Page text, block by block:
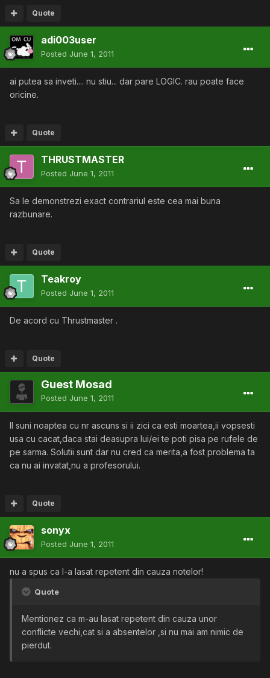
Quote
adi003user
Posted June 1, 2011
ai putea sa inveti.... nu stiu... dar pare LOGIC. rau poate face
oricine.
Quote
THRUSTMASTER
Posted June 1, 2011
Sa le demonstrezi exact contrariul este cea mai buna
razbunare.
Quote
Teakroy
Posted June 1, 2011
De acord cu Thrustmaster .
Quote
Guest Mosad
Posted June 1, 2011
Il suni noaptea cu nr ascuns si ii zici ca esti moartea,ii vopsesti
usa cu cacat,daca stai deasupra lui/ei te poti pisa pe rufele de
pe sarma. Solutii sunt dar nu cred ca merita,a fost problema ta
ca nu ai invatat,nu a profesorului.
Quote
sonyx
Posted June 1, 2011
nu a spus ca l-a lasat repetent din cauza notelor!
Quote
Mentionez ca m-au lasat repetent din cauza unor
conflicte vechi,cat si a absentelor ,si nu mai am nimic de
pierdut.